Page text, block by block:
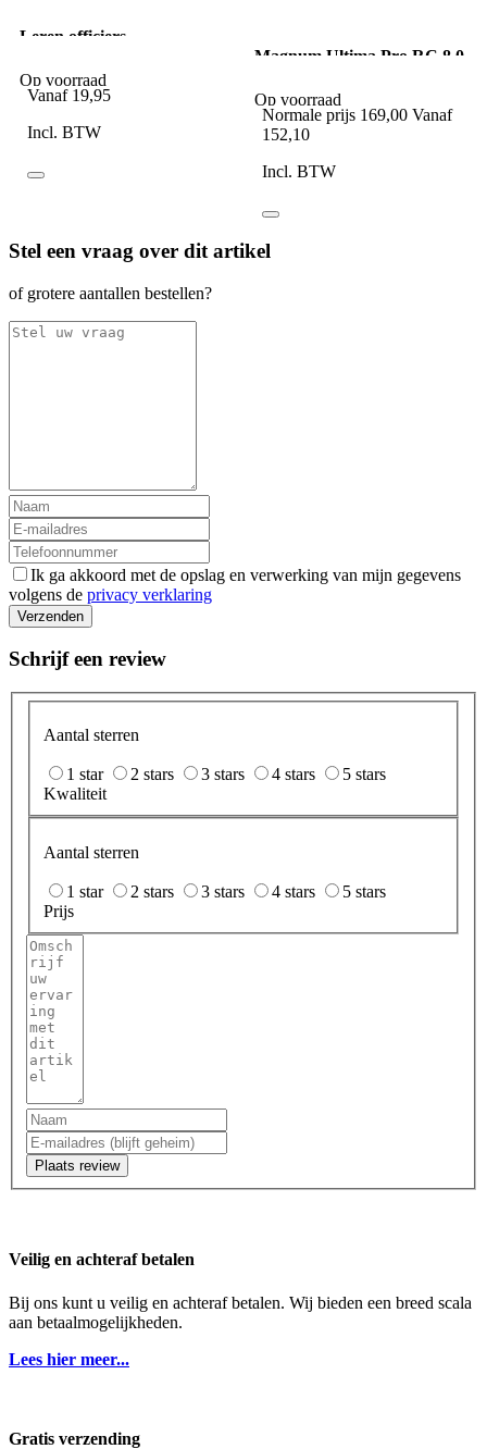
Leren officiers
Op voorraad
Vanaf 19,95
Incl. BTW
Magnum Ultima Pro RC 8.0
Op voorraad
Normale prijs 169,00 Vanaf
152,10
Incl. BTW
Stel een vraag over dit artikel
of grotere aantallen bestellen?
Ik ga akkoord met de opslag en verwerking van mijn gegevens
volgens de privacy verklaring
Verzenden
Schrijf een review
Aantal sterren
1 star 2 stars 3 stars 4 stars
5 stars
Kwaliteit
Aantal sterren
1 star 2 stars 3 stars 4 stars
5 stars
Prijs
Plaats review
Veilig en achteraf betalen
Bij ons kunt u veilig en achteraf betalen. Wij bieden een breed scala
aan betaalmogelijkheden.
Lees hier meer...
Gratis verzending